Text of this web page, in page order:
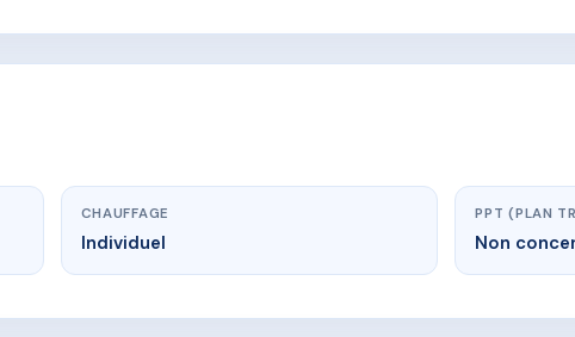
CHAUFFAGE
Individuel
PPT (PLAN
Non